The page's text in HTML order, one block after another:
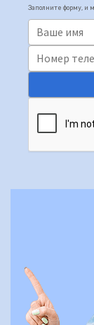
F1000
E1000
E2000
E2000T6
HFR1000
HFR-2000
Выходной
Напольные
Пульты
Шкафы
Заполните форму,